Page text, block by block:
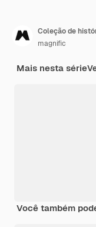
Coleção de
magnific
Mais nesta série
Você também